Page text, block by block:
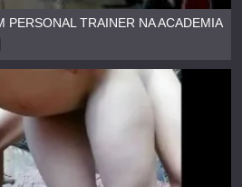
PERSONAL TRAINER NA ACADEMIA